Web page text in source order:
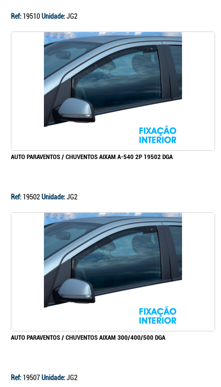
Ref: 19510Unidade:JG2
AUTO PARAVENTOS / CHUVENTOS AIXAM A-540 2P 19502 DGA
Ref: 19502Unidade:JG2
AUTO PARAVENTOS / CHUVENTOS AIXAM 300/400/500 DGA
Ref: 19507Unidade:JG2